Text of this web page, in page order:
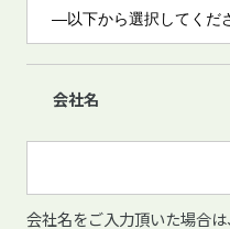
会社名
会社名をご入力頂いた場合